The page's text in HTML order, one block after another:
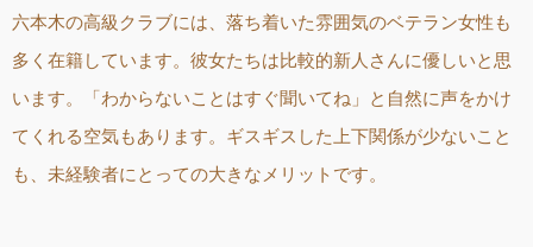
六本木の高級クラブには、落ち着いた雰囲気のベテラン女性も
多く在籍しています。彼女たちは比較的新人さんに優しいと思
います。「わからないことはすぐ聞いてね」と自然に声をかけ
てくれる空気もあります。ギスギスした上下関係が少ないこと
も、未経験者にとっての大きなメリットです。